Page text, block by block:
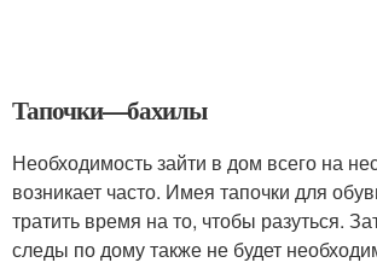
Тапочки—бахилы
Необходимость зайти в дом всего на
возникает часто. Имея тапочки для
тратить время на то, чтобы разуться.
следы по дому также не будет